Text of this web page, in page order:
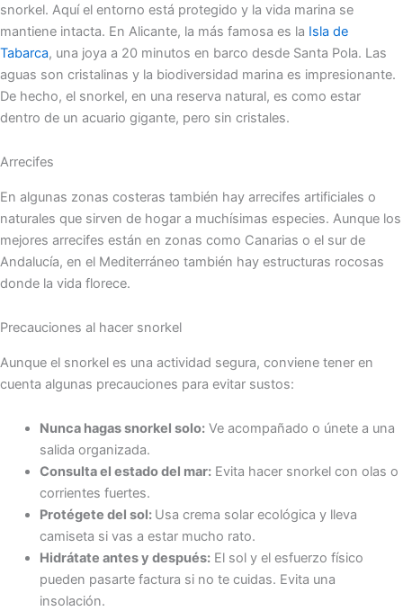
snorkel. Aquí el entorno está protegido y la vida marina se
mantiene intacta. En Alicante, la más famosa es la Isla de
Tabarca, una joya a 20 minutos en barco desde Santa Pola. Las
aguas son cristalinas y la biodiversidad marina es impresionante.
De hecho, el snorkel, en una reserva natural, es como estar
dentro de un acuario gigante, pero sin cristales.
Arrecifes
En algunas zonas costeras también hay arrecifes artificiales o
naturales que sirven de hogar a muchísimas especies. Aunque los
mejores arrecifes están en zonas como Canarias o el sur de
Andalucía, en el Mediterráneo también hay estructuras rocosas
donde la vida florece.
Precauciones al hacer snorkel
Aunque el snorkel es una actividad segura, conviene tener en
cuenta algunas precauciones para evitar sustos:
Nunca hagas snorkel solo:Ve acompañado o únete a una
salida organizada.
Consulta el estado del mar:Evita hacer snorkel con olas o
corrientes fuertes.
Protégete del sol: Usa crema solar ecológica y lleva
camiseta si vas a estar mucho rato.
Hidrátate antes y después:El sol y el esfuerzo físico
pueden pasarte factura si no te cuidas. Evita una
insolación.